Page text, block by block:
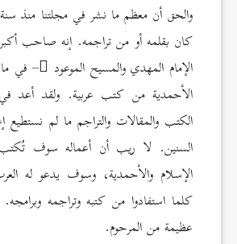
كان بقلمه أو من تراجمه. إنه صاحب
الإمام المهدي والمسيح الموعود – في
الأحمدية من كتب عربية. ولقد
الكتب والمقالات والتراجم ما لم
السنين. لا ريب أن أعماله سوف تُكتب
الإسلام والأحمدية، وسوف يدعو له
كلما استفادوا من كتبه وتراجمه
عظيمة من المرحوم.